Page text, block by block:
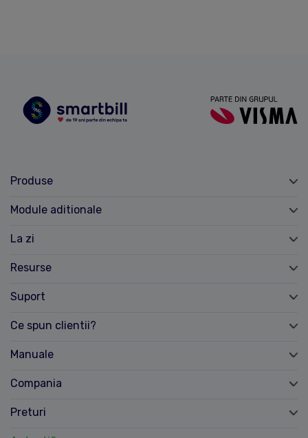
Produse
Module aditionale
La zi
Resurse
Suport
Ce spun clientii?
Manuale
Compania
Preturi